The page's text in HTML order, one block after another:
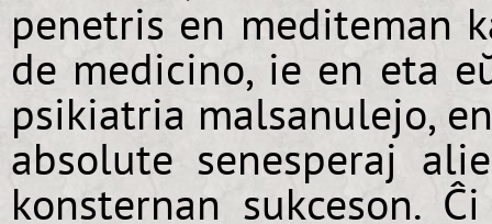
penetris en mediteman
de medicino, ie en eta
psikiatria malsanulejo,
absolute senesperaj
konsternan sukceson.